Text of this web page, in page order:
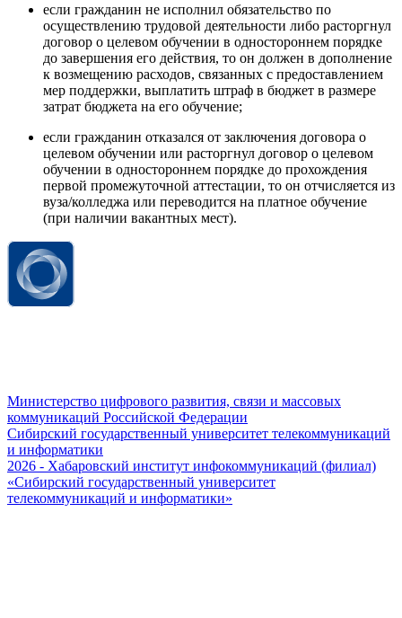
если гражданин не исполнил обязательство по
осуществлению трудовой деятельности либо расторгнул
договор о целевом обучении в одностороннем порядке
до завершения его действия, то он должен в дополнение
к возмещению расходов, связанных с предоставлением
мер поддержки, выплатить штраф в бюджет в размере
затрат бюджета на его обучение;
если гражданин отказался от заключения договора о
целевом обучении или расторгнул договор о целевом
обучении в одностороннем порядке до прохождения
первой промежуточной аттестации, то он отчисляется из
вуза/колледжа или переводится на платное обучение
(при наличии вакантных мест).
Министерство цифрового развития, связи и массовых
коммуникаций Российской Федерации
Сибирский государственный университет телекоммуникаций
и информатики
2026 - Хабаровский институт инфокоммуникаций (филиал)
«Сибирский государственный университет
телекоммуникаций и информатики»